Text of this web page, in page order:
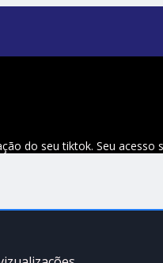
do seu tiktok. Seu